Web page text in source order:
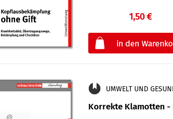
1,50 €
UMWELT UND
Korrekte Klamotten